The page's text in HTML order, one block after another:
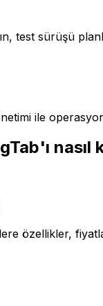
test sürüşü
ile
nasıl
özellikler,